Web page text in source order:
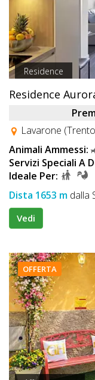
Residence
Residence
Lavarone
Animali Ammessi:
Servizi Speciali A
Ideale Per:
Dista 1653 m dalla
Vedi
OFFERTA